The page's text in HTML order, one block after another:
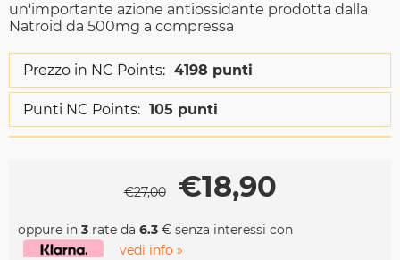
un'importante azione antiossidante prodotta dalla
Natroid da 500mg a compressa
Prezzo in NC Points: 4198 punti
Punti NC Points: 105 punti
€27,00 €18,90
oppure in 3 rate da 6.3 € senza interessi con
vedi info »